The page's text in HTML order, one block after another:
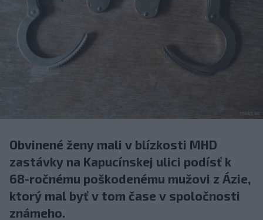
Obvinené ženy mali v blízkosti MHD
zastávky na Kapucínskej ulici podísť k
68-ročnému poškodenému mužovi z Ázie,
ktorý mal byť v tom čase v spoločnosti
známeho.